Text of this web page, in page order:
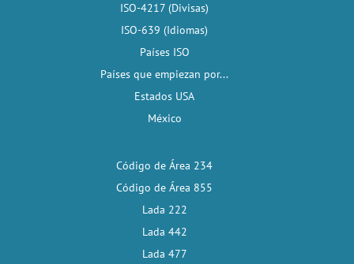
ISO-4217 (Divisas)
ISO-639 (Idiomas)
Países ISO
Países que empiezan por...
Estados USA
México
Código de Área 234
Código de Área 855
Lada 222
Lada 442
Lada 477